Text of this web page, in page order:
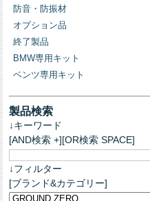
防音・防振材
オプション品
終了製品
BMW専用キット
ベンツ専用キット
製品検索
↓キーワード
[AND検索 +][OR検索 SPACE]
↓フィルター
[ブランド&カテゴリー]